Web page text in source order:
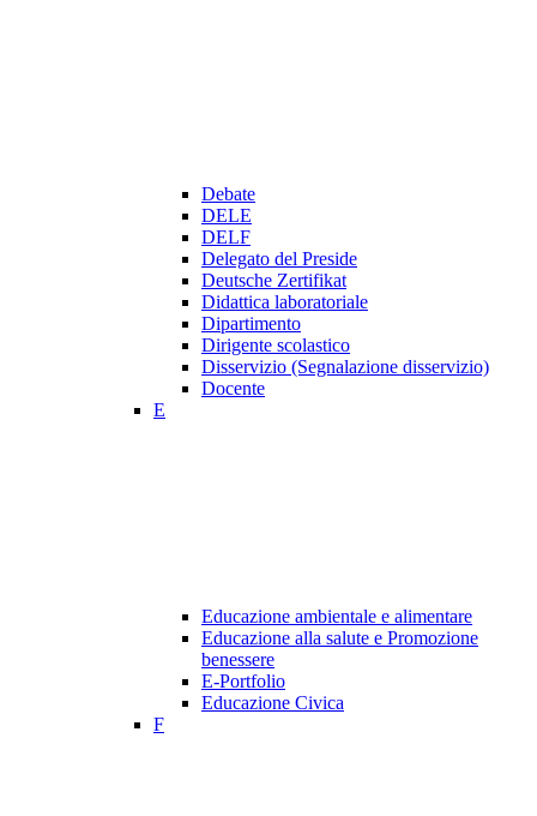
Debate
DELE
DELF
Delegato del Preside
Deutsche Zertifikat
Didattica laboratoriale
Dipartimento
Dirigente scolastico
Disservizio (Segnalazione disservizio)
Docente
E
Educazione ambientale e alimentare
Educazione alla salute e Promozione
benessere
E-Portfolio
Educazione Civica
F